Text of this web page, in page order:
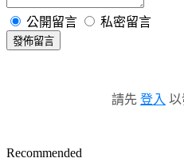
公開留言 私密留言
發佈留言
請先 登入 以
Recommended